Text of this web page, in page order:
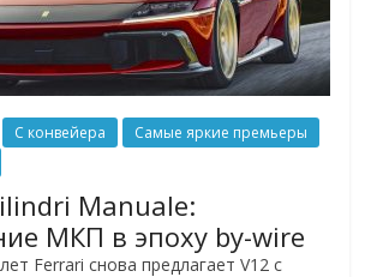
С конвейера
Самые яркие премьеры
Manuale:
МКП в эпоху by-wire
Ferrari снова предлагает V12 с